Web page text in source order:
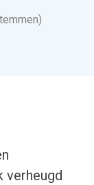
verheugd